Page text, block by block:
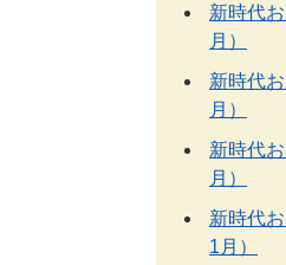
新時代
月）
新時代
月）
新時代
月）
新時代
1月）